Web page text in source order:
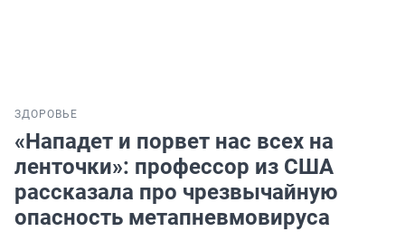
ЗДОРОВЬЕ
«Нападет и порвет нас всех на
ленточки»: профессор из США
рассказала про чрезвычайную
опасность метапневмовируса